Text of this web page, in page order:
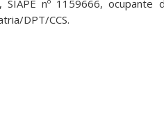
SIAPE nº 1159666, ocupante
DPT/CCS.